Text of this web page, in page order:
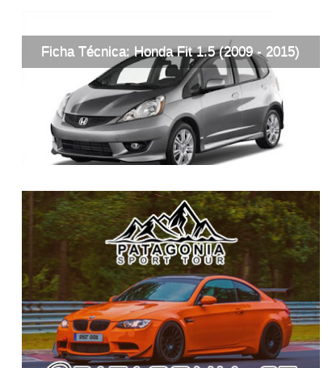
Ficha Técnica: Honda Fit 1.5 (2009 - 2015)